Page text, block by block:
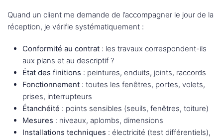
Quand un client me demande de l’accompagner le jour de la
réception, je vérifie systématiquement :
Conformité au contrat : les travaux correspondent-ils
aux plans et au descriptif ?
État des finitions : peintures, enduits, joints, raccords
Fonctionnement : toutes les fenêtres, portes, volets,
prises, interrupteurs
Étanchéité : points sensibles (seuils, fenêtres, toiture)
Mesures : niveaux, aplombs, dimensions
Installations techniques : électricité (test différentiels),